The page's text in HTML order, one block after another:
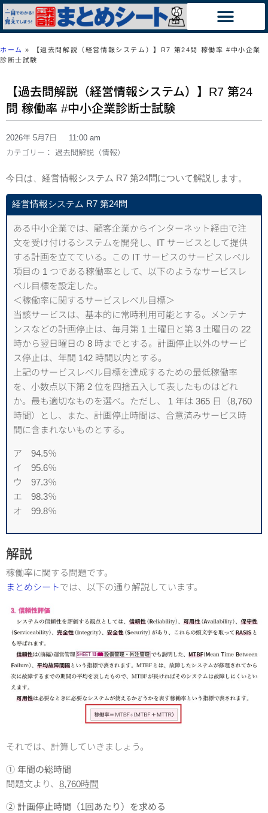
ホーム »
【過去問解説（経営情報システム）】R7 第24問 稼働率 #中小企業
診断士試験
【過去問解説（経営情報システム）】R7 第24
問 稼働率 #中小企業診断士試験
2026年 5月7日
11:00 am
カテゴリー： 過去問解説（情報）
今日は、経営情報システム R7 第24問について解説します。
経営情報システム R7 第24問
ある中小企業では、顧客企業からインターネット経由で注
文を受け付けるシステムを開発し、IT サービスとして提供
する計画を立てている。この IT サービスのサービスレベル
項目の 1 つである稼働率として、以下のようなサービスレ
ベル目標を設定した。
＜稼働率に関するサービスレベル目標＞
当該サービスは、基本的に常時利用可能とする。メンテナ
ンスなどの計画停止は、毎月第 1 土曜日と第 3 土曜日の 22
時から翌日曜日の 8 時までとする。計画停止以外のサービ
ス停止は、年間 142 時間以内とする。
上記のサービスレベル目標を達成するための最低稼働率
を、小数点以下第 2 位を四捨五入して表したものはどれ
か。最も適切なものを選べ。ただし、 1 年は 365 日（8,760
時間）とし、また、計画停止時間は、合意済みサービス時
間に含まれないものとする。
ア 94.5％
イ 95.6％
ウ 97.3％
エ 98.3％
オ 99.8％
解説
稼働率に関する問題です。
まとめシートでは、以下の通り解説しています。
それでは、計算していきましょう。
① 年間の総時間
問題文より、 8,760時間
② 計画停止時間（1回あたり）を求める